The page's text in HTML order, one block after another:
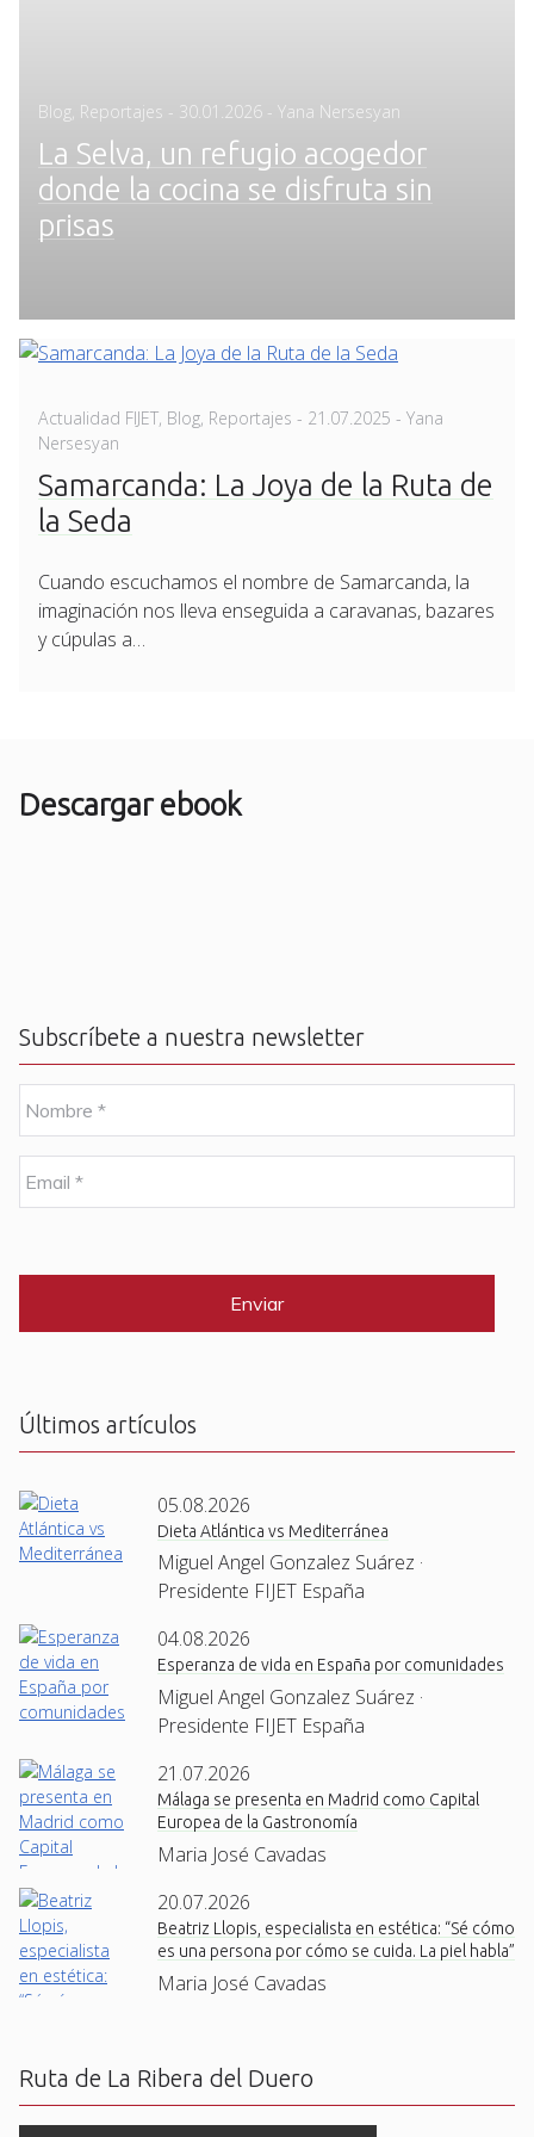
Blog Reportajes - Posted
30.01.2026 - Yana Nersesyan
La Selva, un refugio acogedor
donde la cocina se disfruta sin
prisas
Actualidad FIJET, Blog, Reportajes - Posted
21.07.2025 - Yana
Nersesyan
Samarcanda: La Joya de la Ruta de
la Seda
Cuando escuchamos el nombre de Samarcanda, la
imaginación nos lleva enseguida a caravanas, bazares
y cúpulas a…
Descargar ebook
Subscríbete a nuestra newsletter
o
m
e
m
a
C
Últimos artículos
05.08.2026
Dieta Atlántica vs Mediterránea
Miguel Angel Gonzalez Suárez ·
Presidente FIJET España
04.08.2026
Esperanza de vida en España por comunidades
Miguel Angel Gonzalez Suárez ·
Presidente FIJET España
21.07.2026
Málaga se presenta en Madrid como Capital
Europea de la Gastronomía
Maria José Cavadas
20.07.2026
Beatriz Llopis, especialista en estética: “Sé cómo
es una persona por cómo se cuida. La piel habla”
Maria José Cavadas
Ruta de La Ribera del Duero